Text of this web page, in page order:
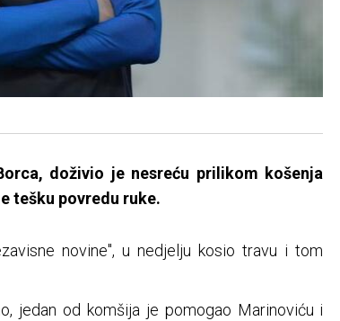
doživio je nesreću prilikom košenja
tešku povredu ruke.
novine", u nedjelju kosio travu i tom
jedan od komšija je pomogao Marinoviću i